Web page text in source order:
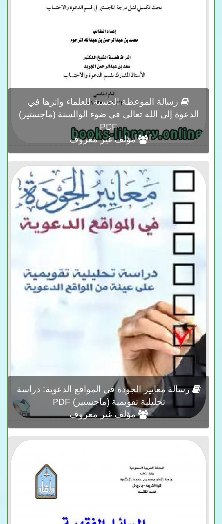
رسالة الموعظة الحسنة للعلماء واثرها في
الدعوة إلى الله تعالى في ضوء الوالسنة (ماجستير)
PDF
مؤلف غير معروف
رسالة معايير الجودة في المواقع الدعوية: دراسة
تحليلية تقويمية (ماجستير) PDF
مؤلف غير معروف